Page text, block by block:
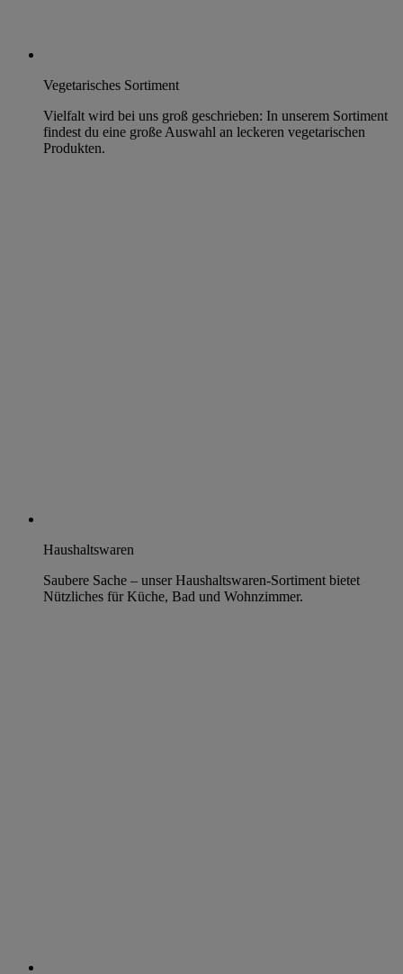
Vegetarisches Sortiment
Vielfalt wird bei uns groß geschrieben: In unserem Sortiment
findest du eine große Auswahl an leckeren vegetarischen
Produkten.
Haushaltswaren
Saubere Sache – unser Haushaltswaren-Sortiment bietet
Nützliches für Küche, Bad und Wohnzimmer.